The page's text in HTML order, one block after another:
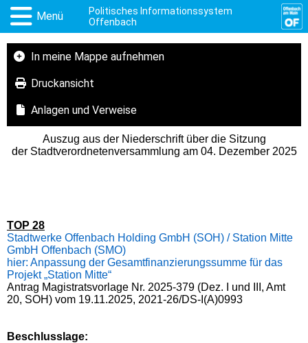
Menü
Politisches Informationssystem
Offenbach
In meine Mappe aufnehmen
Druckansicht
Anlagen und Verweise
Auszug aus der Niederschrift über die Sitzung
der Stadtverordnetenversammlung am 04. Dezember 2025
TOP 28
Stadtwerke Offenbach Holding GmbH (SOH) / Station Mitte
GmbH Offenbach (SMO)
hier: Anpassung der Gesamtfinanzierungssumme für das
Projekt „Station Mitte“
Antrag Magistratsvorlage Nr. 2025-379 (Dez. I und III, Amt
20, SOH) vom 19.11.2025, 2021-26/DS-I(A)0993
Beschlusslage: